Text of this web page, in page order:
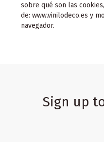
sobre qué son las
de: www.vinilodeco.es y
navegador.
Sign up